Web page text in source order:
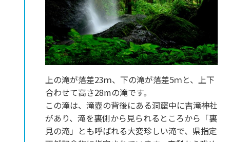
上の滝が落差23ｍ、下の滝が落差5ｍと、上下
合わせて高さ28mの滝です。
この滝は、滝壺の背後にある洞窟中に吉滝神社
があり、滝を裏側から見られるところから「裏
見の滝」とも呼ばれる大変珍しい滝で、県指定